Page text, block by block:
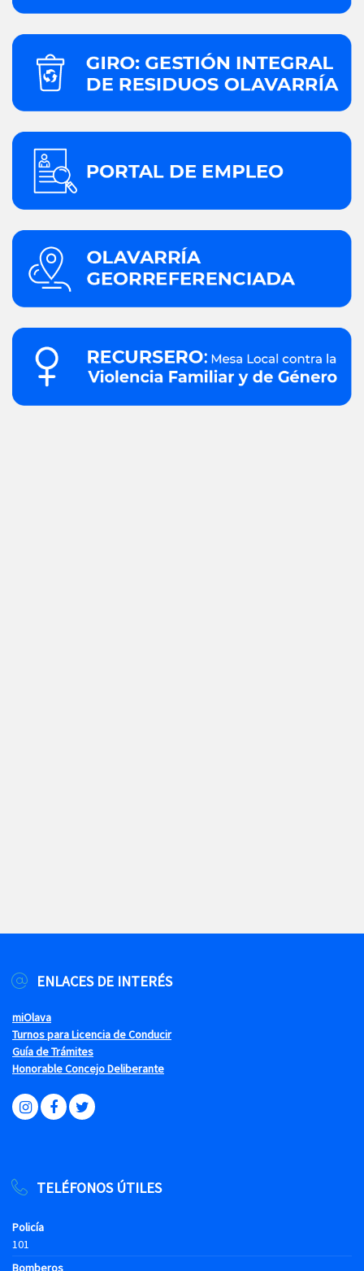
ENLACES DE INTERÉS
miOlava
Turnos para Licencia de Conducir
Guía de Trámites
Honorable Concejo Deliberante
TELÉFONOS ÚTILES
Policía
101
Bomberos